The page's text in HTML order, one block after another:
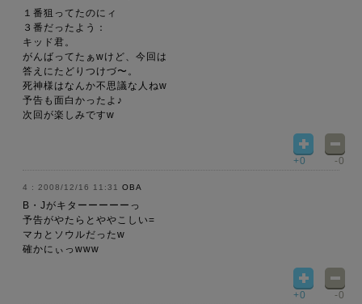
１番狙ってたのにィ
３番だったよう：
キッド君。
がんばってたぁwけど、今回は
答えにたどりつけづ〜。
死神様はなんか不思議な人ねw
予告も面白かったよ♪
次回が楽しみですw
+0 -0
2008/12/16 11:31 OBA
B・Jがキターーーーーっ
予告がやたらとややこしい=
マカとソウルだったw
確かにぃっwww
+0 -0